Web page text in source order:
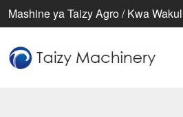
Mashine ya Taizy Agro / Kwa